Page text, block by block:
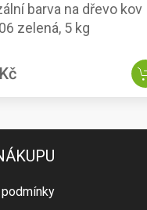
barva na dřevo kov
zelená, 5 kg